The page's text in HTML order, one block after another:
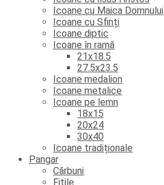
Icoane cu Maica Domnului
Icoane cu Sfinți
Icoane diptic
Icoane în ramă
21x18.5
27.5x23.5
Icoane medalion
Icoane metalice
Icoane pe lemn
18x15
20x24
30x40
Icoane tradiționale
Pangar
Cărbuni
Fitile